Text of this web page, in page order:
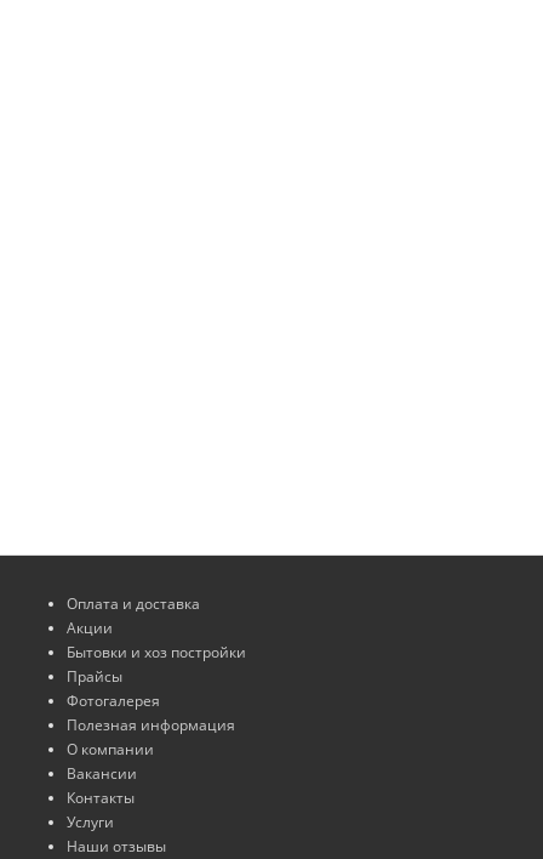
Оплата и доставка
Акции
Бытовки и хоз постройки
Прайсы
Фотогалерея
Полезная информация
О компании
Вакансии
Контакты
Услуги
Наши отзывы